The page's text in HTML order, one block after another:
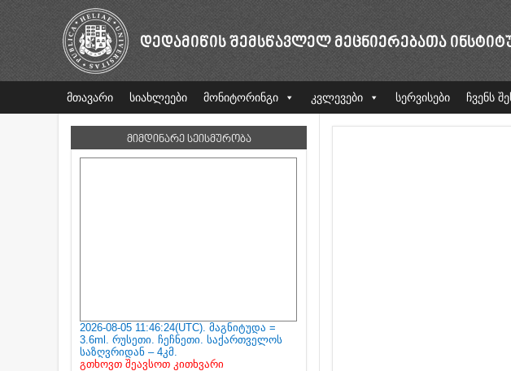
ᲓᲔᲓᲐᲛᲘᲬᲘᲡ ᲨᲔᲛᲡᲬᲐᲕᲚᲔᲚ ᲛᲔᲪᲜᲘᲔᲠᲔᲑᲐᲗᲐ
მთავარი სიახლეები მონიტორინგი კვლევები სერვისები ჩვენს
ᲛᲘᲛᲓᲘᲜᲐᲠᲔ ᲡᲔᲘᲡᲛᲣᲠᲝᲑᲐ
2026-08-05 11:46:24(UTC). მაგნიტუდა =
3.6ml. რუსეთი. ჩეჩნეთი. საქართველოს
საზღვრიდან – 4კმ.
გთხოვთ შეავსოთ კითხვარი